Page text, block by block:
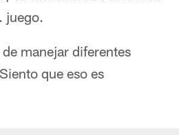
juego.
manejar diferentes
que eso es